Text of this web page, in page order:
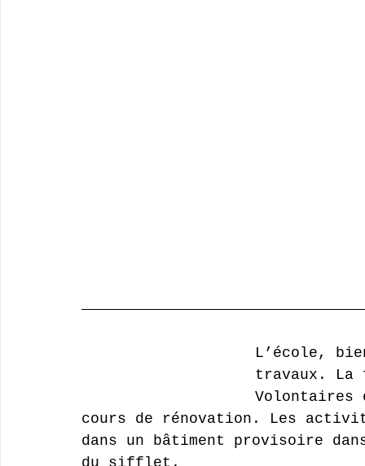
L’école,
travaux. La
Volontaires
cours de rénovation. Les
dans un bâtiment provisoire
du sifflet.